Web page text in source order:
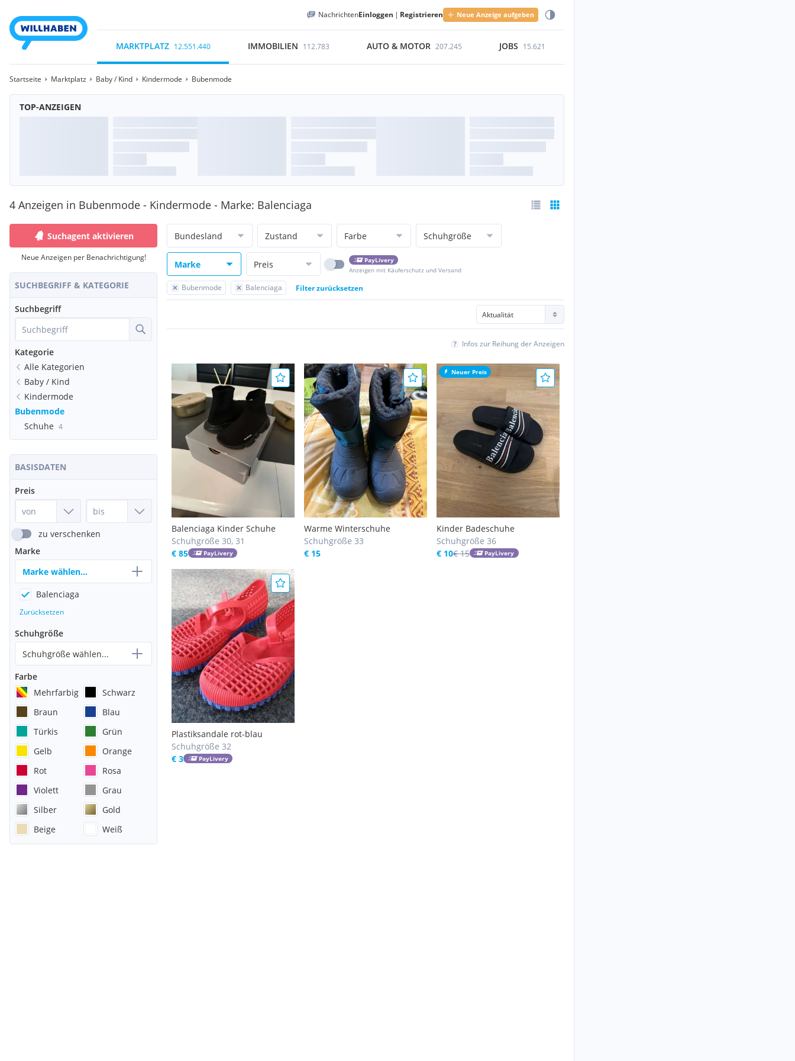
NachrichtenEinloggen | Registrieren Neue Anzeige aufgeben
MARKTPLATZ 12.551.440 IMMOBILIEN 112.783 AUTO & MOTOR 207.245 JOBS 15.621
Startseite Marktplatz Baby / Kind Kindermode Bubenmode
TOP-ANZEIGEN
4 Anzeigen in Bubenmode - Kindermode - Marke: Balenciaga
Suchagent aktivieren
Neue Anzeigen per Benachrichtigung!
SUCHBEGRIFF & KATEGORIE
Suchbegriff
Kategorie
Alle Kategorien
Baby / Kind
Kindermode
Bubenmode
Schuhe 4
BASISDATEN
Preis
zu verschenken
Marke
Marke wählen...
Balenciaga
Zurücksetzen
Schuhgröße
Schuhgröße wählen...
Farbe
Mehrfarbig
Schwarz
Braun
Blau
Türkis
Grün
Gelb
Orange
Rot
Rosa
Violett
Grau
Silber
Gold
Beige
Weiß
Bundesland Zustand Farbe Schuhgröße
Marke Preis
PayLivery
Anzeigen mit Käuferschutz und Versand
Bubenmode Balenciaga Filter zurücksetzen
Infos zur Reihung der Anzeigen
Balenciaga Kinder Schuhe
Schuhgröße 30, 31
€ 85
PayLivery
Warme Winterschuhe
Schuhgröße 33
€ 15
Neuer Preis
Kinder Badeschuhe
Schuhgröße 36
€ 10€ 15 PayLivery
Plastiksandale rot-blau
Schuhgröße 32
€ 3
PayLivery